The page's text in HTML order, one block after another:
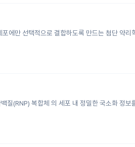
에만 선택적으로 결합하도록 만드는 첨단 약리
질(RNP) 복합체 의 세포 내 정밀한 국소화 정보